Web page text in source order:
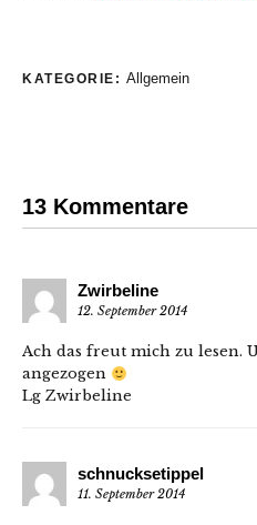
KATEGORIE: Allgemein
13 Kommentare
Zwirbeline
12. September 2014
Ach das freut mich zu lesen.
angezogen
Lg Zwirbeline
schnucksetippel
11. September 2014